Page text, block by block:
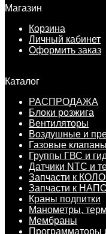
Магазин
Корзина
Личный кабинет
Оформить заказ
Каталог
РАСПРОДАЖА
Блоки розжига
Вентиляторы
Воздушные и
Газовые клапаны
Группы ГВС и
Датчики NTC и
Запчасти к
Запчасти к
Краны подпитки
Манометры,
Мембраны
Программаторы